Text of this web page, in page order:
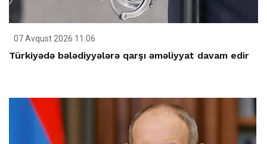
07 Avqust 2026 11:06
Türkiyədə bələdiyyələrə qarşı əməliyyat davam edir